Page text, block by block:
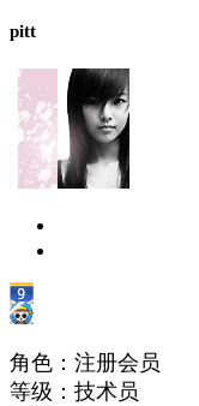
pitt
角色：注册会员
等级：技术员